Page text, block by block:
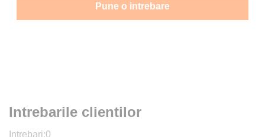
Intrebarile clientilor
Intrebari:0
Pune o intrebare